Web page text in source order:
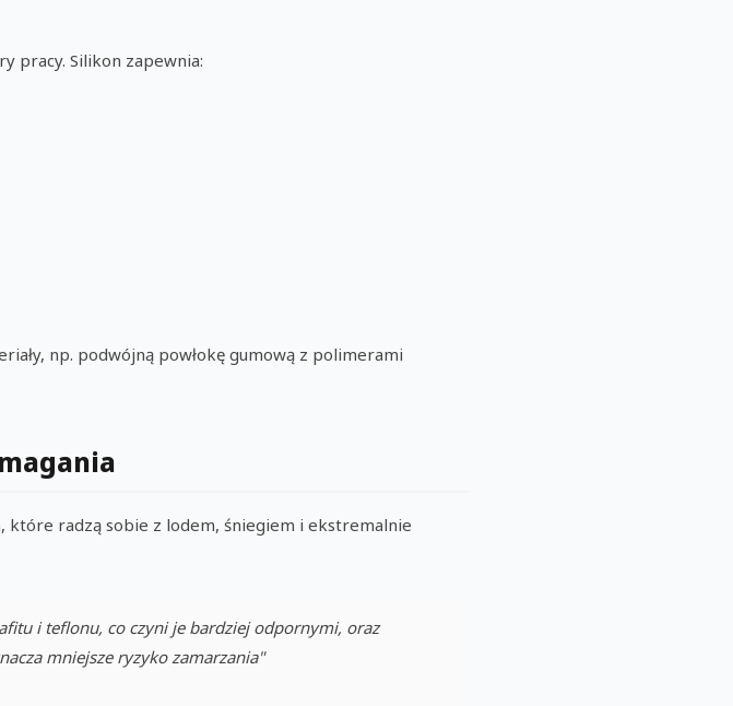
pracy. Silikon zapewnia:
np. podwójną powłokę gumową z polimerami
które radzą sobie z lodem, śniegiem i ekstremalnie
i teflonu, co czyni je bardziej odpornymi, oraz
mniejsze ryzyko zamarzania"